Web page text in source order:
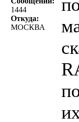
1444
Откуда:
МОСКВА